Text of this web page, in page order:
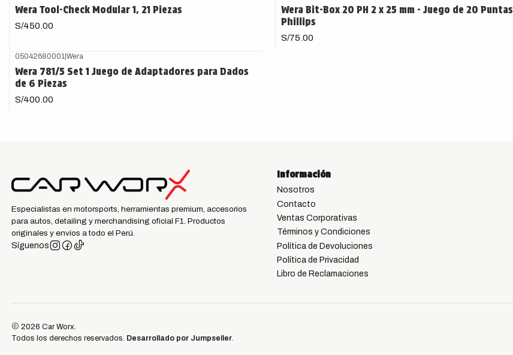
Wera Tool-Check Modular 1, 21 Piezas
S/450.00
Wera Bit-Box 20 PH 2 x 25 mm - Juego de 20 Puntas
Phillips
S/75.00
05042680001 |Wera
Wera 781/5 Set 1 Juego de Adaptadores para Dados
de 6 Piezas
S/400.00
Especialistas en motorsports, herramientas premium, accesorios
para autos, detailing y merchandising oficial F1. Productos
originales y envíos a todo el Perú.
Síguenos
Información
Nosotros
Contacto
Ventas Corporativas
Términos y Condiciones
Política de Devoluciones
Política de Privacidad
Libro de Reclamaciones
2026 Car Worx.
Todos los derechos reservados. Desarrollado por Jumpseller.